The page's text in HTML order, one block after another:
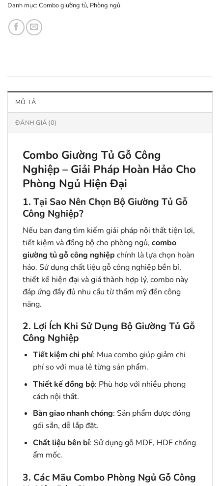
Danh mục: Combo giường tủ, Phòng ngủ
MÔ TẢ
ĐÁNH GIÁ (0)
Combo Giường Tủ Gỗ Công
Nghiệp – Giải Pháp Hoàn Hảo Cho
Phòng Ngủ Hiện Đại
1. Tại Sao Nên Chọn Bộ Giường Tủ Gỗ
Công Nghiệp?
Nếu bạn đang tìm kiếm giải pháp nội thất tiện lợi,
tiết kiệm và đồng bộ cho phòng ngủ, combo
giường tủ gỗ công nghiệp chính là lựa chọn hoàn
hảo. Sử dụng chất liệu gỗ công nghiệp bền bỉ,
thiết kế hiện đại và giá thành hợp lý, combo này
đáp ứng đầy đủ nhu cầu từ thẩm mỹ đến công
năng.
2. Lợi Ích Khi Sử Dụng Bộ Giường Tủ Gỗ
Công Nghiệp
Tiết kiệm chi phí: Mua combo giúp giảm chi
phí so với mua lẻ từng sản phẩm.
Thiết kế đồng bộ: Phù hợp với nhiều phong
cách nội thất.
Bàn giao nhanh chóng: Sản phẩm được đóng
gói sẵn, dễ lắp đặt.
Chất liệu bên bỉ: Sử dụng gỗ MDF, HDF chống
ẩm mốc.
3. Các Mãu Combo Phòng Ngủ Gỗ Công